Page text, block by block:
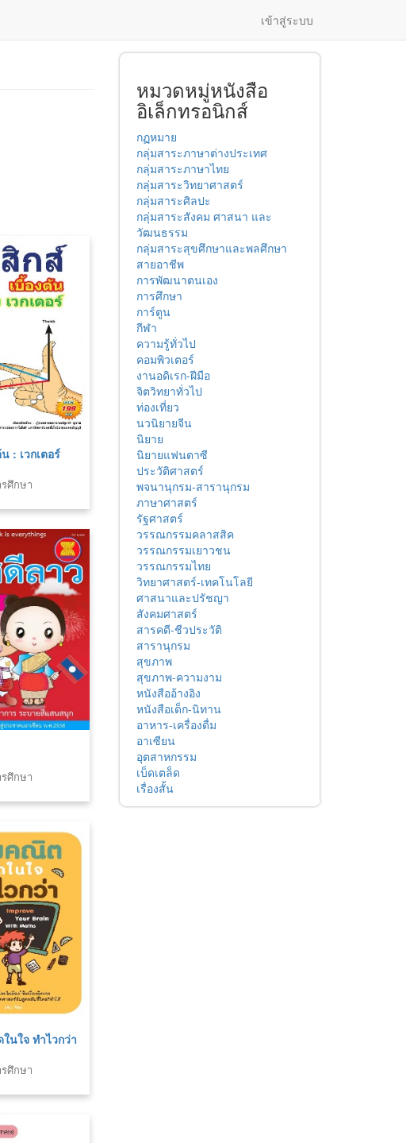
เข้าสู่ระบบ
: เวกเตอร์
ศึกษา
ศึกษา
นใจ ทำไวกว่า
ศึกษา
หมวดหมู่หนังสือ
อิเล็กทรอนิกส์
กฏหมาย
กลุ่มสาระภาษาต่างประเทศ
กลุ่มสาระภาษาไทย
กลุ่มสาระวิทยาศาสตร์
กลุ่มสาระศิลปะ
กลุ่มสาระสังคม ศาสนา และ
วัฒนธรรม
กลุ่มสาระสุขศึกษาและพลศึกษา
สายอาชีพ
การพัฒนาตนเอง
การศึกษา
การ์ตูน
กีฬา
ความรู้ทั่วไป
คอมพิวเตอร์
งานอดิเรก-ฝีมือ
จิตวิทยาทั่วไป
ท่องเที่ยว
นวนิยายจีน
นิยาย
นิยายแฟนตาซี
ประวัติศาสตร์
พจนานุกรม-สารานุกรม
ภาษาศาสตร์
รัฐศาสตร์
วรรณกรรมคลาสสิค
วรรณกรรมเยาวชน
วรรณกรรมไทย
วิทยาศาสตร์-เทคโนโลยี
ศาสนาและปรัชญา
สังคมศาสตร์
สารคดี-ชีวประวัติ
สารานุกรม
สุขภาพ
สุขภาพ-ความงาม
หนังสืออ้างอิง
หนังสือเด็ก-นิทาน
อาหาร-เครื่องดื่ม
อาเซียน
อุตสาหกรรม
เบ็ดเตล็ด
เรื่องสั้น